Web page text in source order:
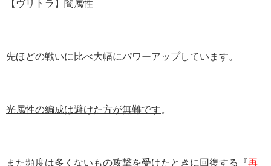
【ヴリトラ】闇属性
先ほどの戦いに比べ大幅にパワーアップしています。
光属性の編成は避けた方が無難です
また頻度は多くないもの攻撃を受けたときに回復する『再